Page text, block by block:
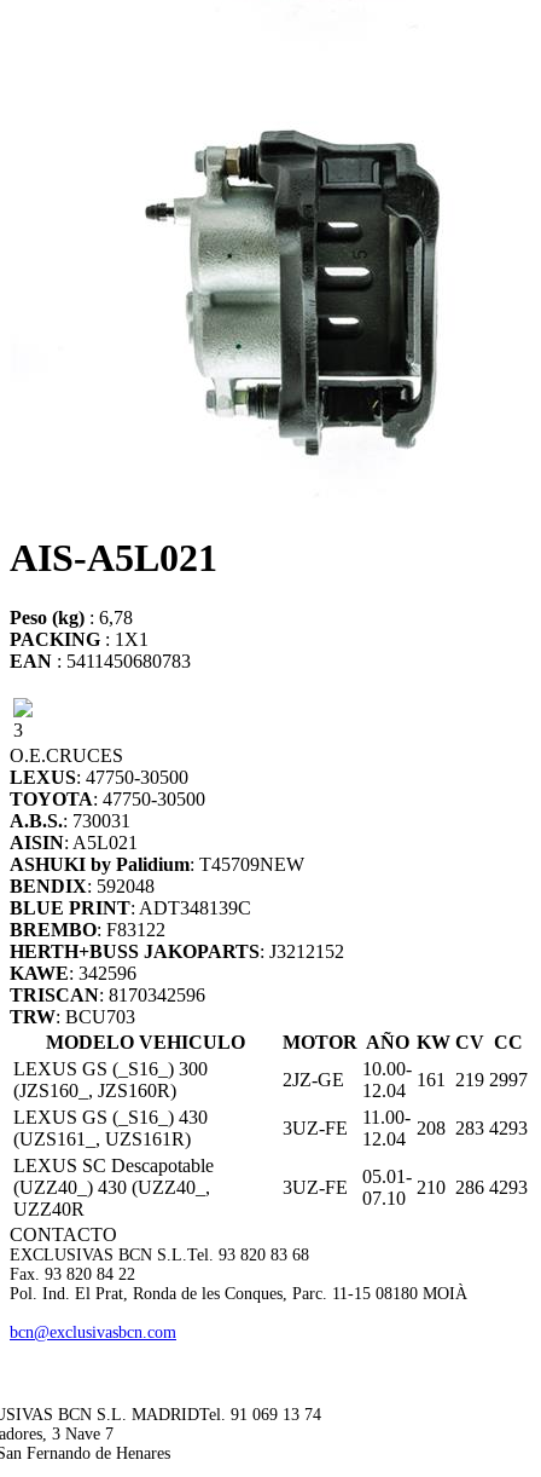
AIS-A5L021
Peso (kg) : 6,78
PACKING : 1X1
EAN : 5411450680783
3
O.E.CRUCES
LEXUS: 47750-30500
TOYOTA: 47750-30500
A.B.S.: 730031
AISIN: A5L021
ASHUKI by Palidium: T45709NEW
BENDIX: 592048
BLUE PRINT: ADT348139C
BREMBO: F83122
HERTH+BUSS JAKOPARTS: J3212152
KAWE: 342596
TRISCAN: 8170342596
TRW: BCU703
MODELO VEHICULO
MOTOR AÑO KW CV CC
LEXUS GS (_S16_) 300
(JZS160_, JZS160R)
2JZ-GE
10.00-
12.04
161 219 2997
LEXUS GS (_S16_) 430
(UZS161_, UZS161R)
3UZ-FE
11.00-
12.04
208 283 4293
LEXUS SC Descapotable
(UZZ40_) 430 (UZZ40_,
UZZ40R
3UZ-FE
05.01-
07.10
210 286 4293
CONTACTO
EXCLUSIVAS BCN S.L. Tel. 93 820 83 68
Fax. 93 820 84 22
Pol. Ind. El Prat, Ronda de les Conques, Parc. 11-15 08180 MOIÀ
bcn@exclusivasbcn.com
BCN S.L. MADRIDTel. 91 069 13 74
3 Nave 7
Fernando de Henares